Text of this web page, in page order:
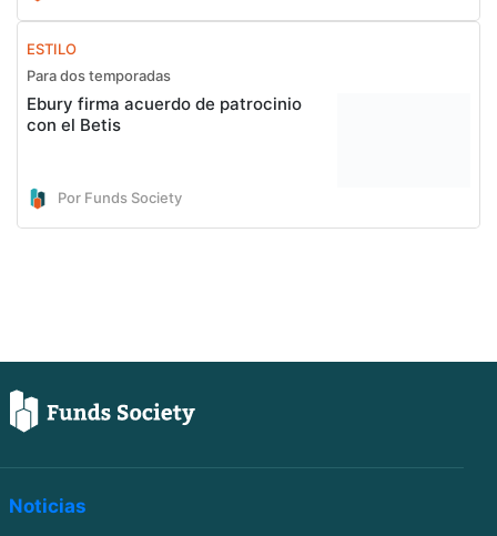
ESTILO
Para dos temporadas
Ebury firma acuerdo de patrocinio
con el Betis
Por Funds Society
Noticias